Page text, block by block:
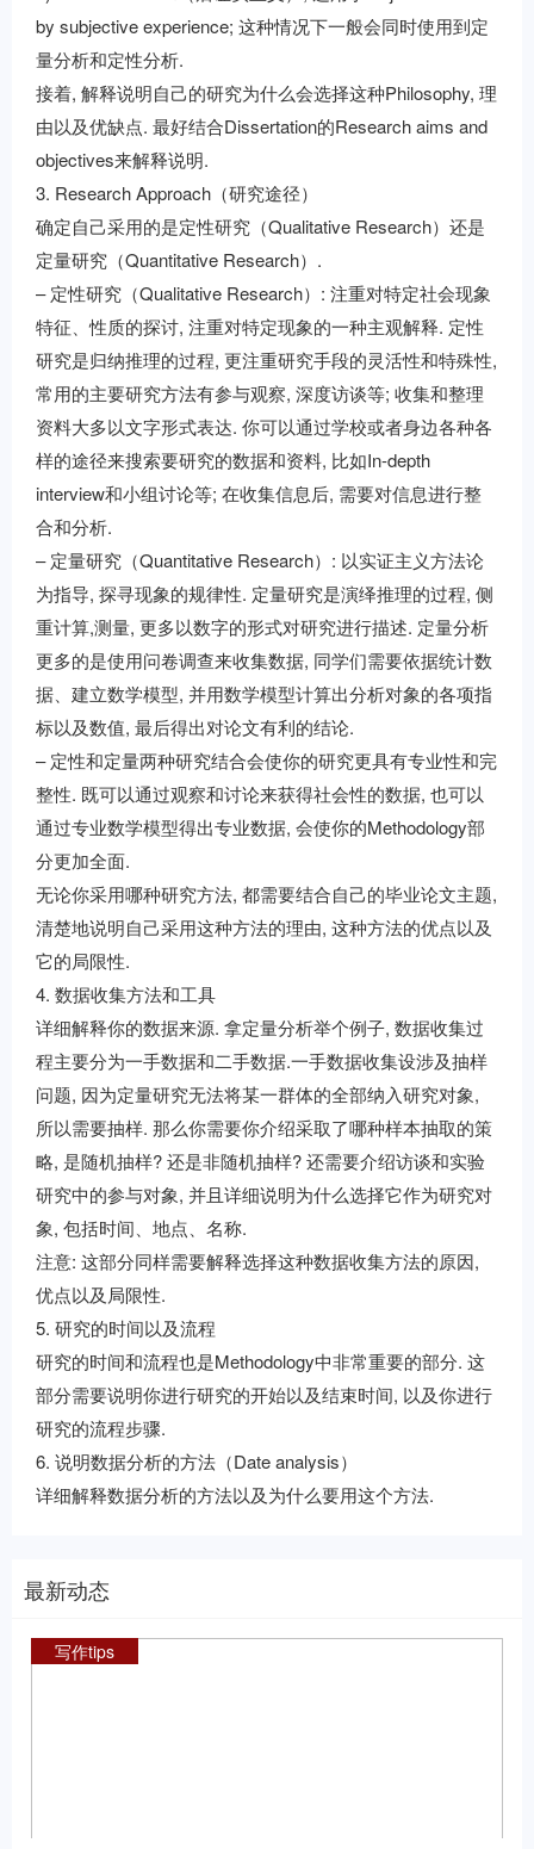
by subjective experience; 这种情况下一般会同时使用到定
量分析和定性分析.
接着, 解释说明自己的研究为什么会选择这种Philosophy, 理
由以及优缺点. 最好结合Dissertation的Research aims and
objectives来解释说明.
3. Research Approach（研究途径）
确定自己采用的是定性研究（Qualitative Research）还是
定量研究（Quantitative Research）.
– 定性研究（Qualitative Research）: 注重对特定社会现象
特征、性质的探讨, 注重对特定现象的一种主观解释. 定性
研究是归纳推理的过程, 更注重研究手段的灵活性和特殊性,
常用的主要研究方法有参与观察, 深度访谈等; 收集和整理
资料大多以文字形式表达. 你可以通过学校或者身边各种各
样的途径来搜索要研究的数据和资料, 比如In-depth
interview和小组讨论等; 在收集信息后, 需要对信息进行整
合和分析.
– 定量研究（Quantitative Research）: 以实证主义方法论
为指导, 探寻现象的规律性. 定量研究是演绎推理的过程, 侧
重计算,测量, 更多以数字的形式对研究进行描述. 定量分析
更多的是使用问卷调查来收集数据, 同学们需要依据统计数
据、建立数学模型, 并用数学模型计算出分析对象的各项指
标以及数值, 最后得出对论文有利的结论.
– 定性和定量两种研究结合会使你的研究更具有专业性和完
整性. 既可以通过观察和讨论来获得社会性的数据, 也可以
通过专业数学模型得出专业数据, 会使你的Methodology部
分更加全面.
无论你采用哪种研究方法, 都需要结合自己的毕业论文主题,
清楚地说明自己采用这种方法的理由, 这种方法的优点以及
它的局限性.
4. 数据收集方法和工具
详细解释你的数据来源. 拿定量分析举个例子, 数据收集过
程主要分为一手数据和二手数据.一手数据收集设涉及抽样
问题, 因为定量研究无法将某一群体的全部纳入研究对象,
所以需要抽样. 那么你需要你介绍采取了哪种样本抽取的策
略, 是随机抽样? 还是非随机抽样? 还需要介绍访谈和实验
研究中的参与对象, 并且详细说明为什么选择它作为研究对
象, 包括时间、地点、名称.
注意: 这部分同样需要解释选择这种数据收集方法的原因,
优点以及局限性.
5. 研究的时间以及流程
研究的时间和流程也是Methodology中非常重要的部分. 这
部分需要说明你进行研究的开始以及结束时间, 以及你进行
研究的流程步骤.
6. 说明数据分析的方法（Date analysis）
详细解释数据分析的方法以及为什么要用这个方法.
最新动态
写作tips